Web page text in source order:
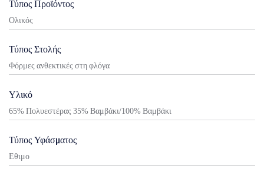
Τύπος Προϊόντος
Ολικός
Τύπος Στολής
Φόρμες ανθεκτικές στη φλόγα
Υλικό
65% Πολυεστέρας 35% Βαμβάκι/100% Βαμβάκι
Τύπος Υφάσματος
Εθιμο